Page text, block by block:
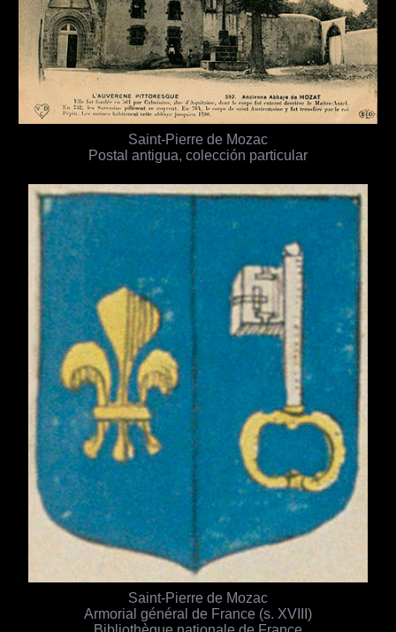
Saint-Pierre de Mozac
Postal antigua, colección particular
Saint-Pierre de Mozac
Armorial général de France (s. XVIII)